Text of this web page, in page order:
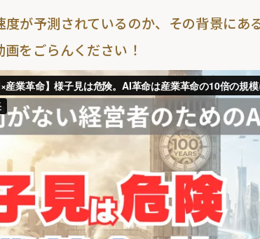
度が予測されているのか、その背景にあ
をごらんください！